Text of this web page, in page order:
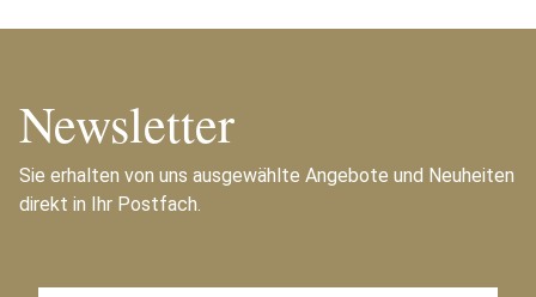
Newsletter
Sie erhalten von uns ausgewählte Angebote und Neuheiten
direkt in Ihr Postfach.